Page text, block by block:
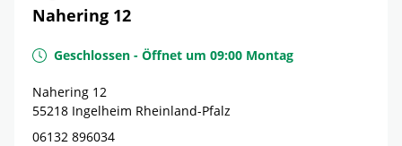
Nahering 12
Geschlossen - Öffnet um 09:00 Montag
Nahering 12
55218 Ingelheim Rheinland-Pfalz
06132 896034